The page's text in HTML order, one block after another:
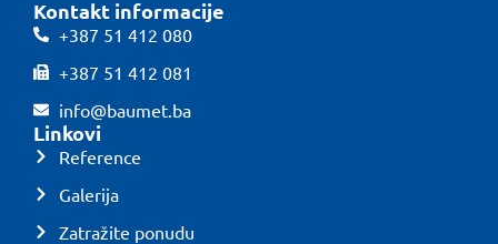
Kontakt informacije
+387 51 412 080
+387 51 412 081
info@baumet.ba
Linkovi
Reference
Galerija
Zatražite ponudu